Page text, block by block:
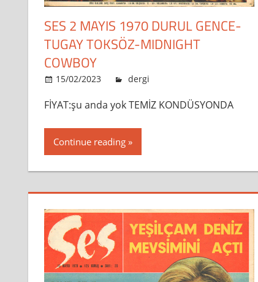
SES 2 MAYIS 1970 DURUL GENCE-
TUGAY TOKSÖZ-MIDNIGHT
COWBOY
15/02/2023 admin
dergi
FİYAT:şu anda yok TEMİZ KONDÜSYONDA
Continue reading